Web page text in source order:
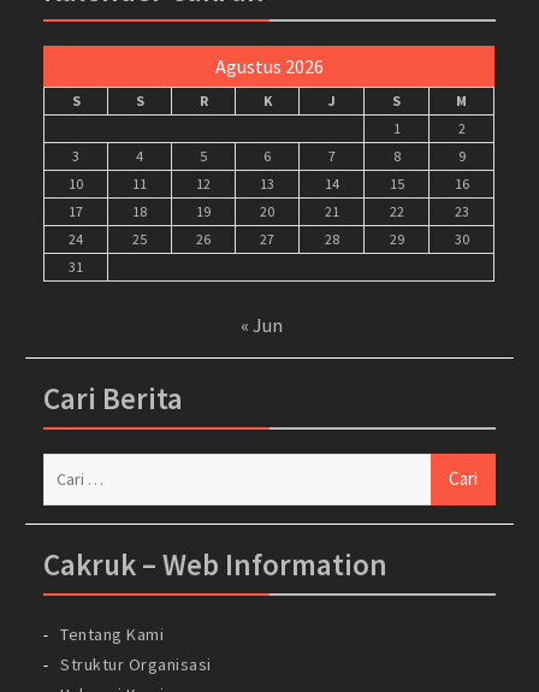
Agustus 2026
S S R K J S
M
1
2
3
4 5 6 7 8
9
10
11 12 13 14 15
16
17
18 19 20 21 22
23
24
25 26 27 28 29
30
31
« Jun
Cari Berita
Cakruk – Web Information
Tentang Kami
Struktur Organisasi